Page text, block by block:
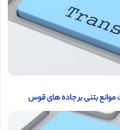
موانع بتنی بر جاده های قوس